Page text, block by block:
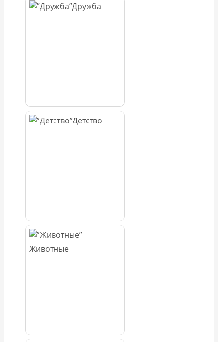
Дружба
Детство
Животные